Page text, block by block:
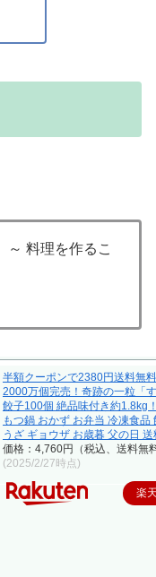
料理を作るこ
半額クーポンで2380円送料無
2000万個完売！奇跡の一粒「
餃子100個 絶品味付き約1.8kg
もつ鍋 おかず お弁当 冷凍食品
うざ ギョウザ お歳暮 父の日
価格：4,760円（税込、送料無
(2025/2/27時点)
楽